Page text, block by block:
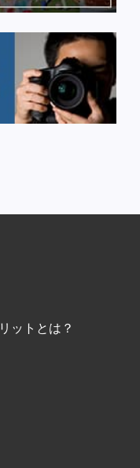
ットとは？